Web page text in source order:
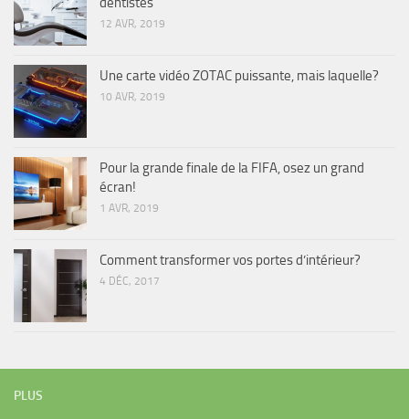
12 AVR, 2019
Une carte vidéo ZOTAC puissante, mais laquelle?
10 AVR, 2019
Pour la grande finale de la FIFA, osez un grand
écran!
1 AVR, 2019
Comment transformer vos portes d’intérieur?
4 DÉC, 2017
PLUS